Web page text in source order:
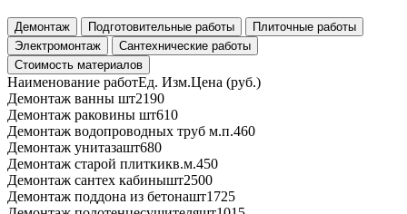
Демонтаж Подготовительные работы
Плиточные работы
Электромонтаж
Сантехнические работы
Стоимость материалов
Наименование работЕд. Изм.Цена (руб.)
Демонтаж ванны шт2190
Демонтаж раковины шт610
Демонтаж водопроводных труб м.п.460
Демонтаж унитазашт680
Демонтаж старой плиткикв.м.450
Демонтаж сантех кабинышт2500
Демонтаж поддона из бетонашт1725